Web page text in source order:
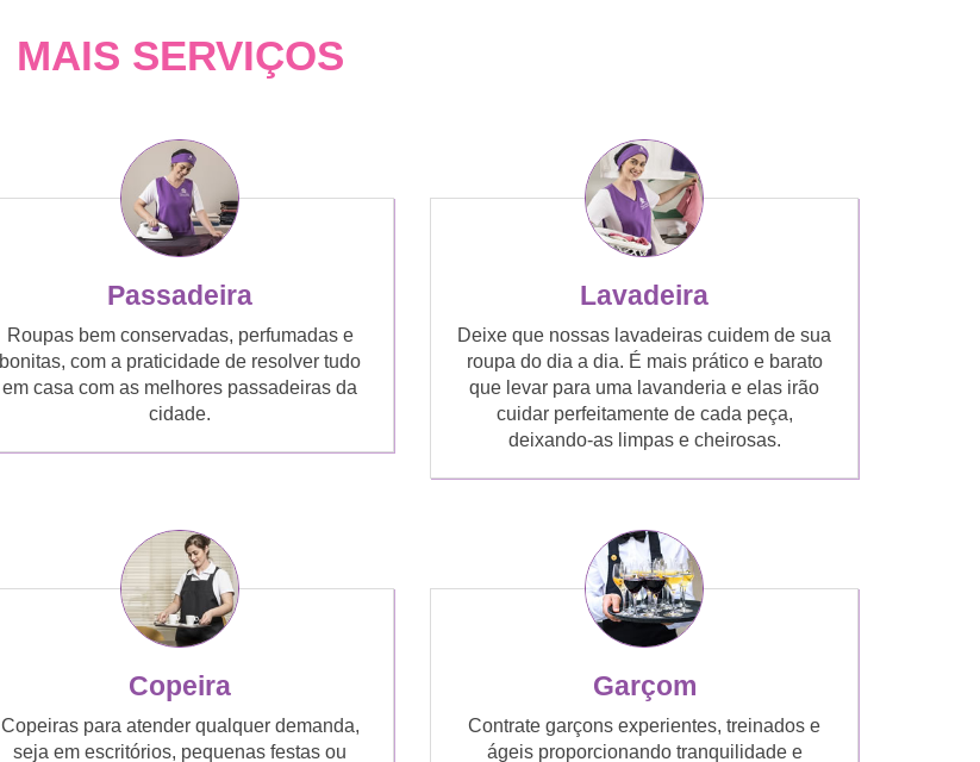
MAIS SERVIÇOS
Passadeira
Roupas bem conservadas, perfumadas e
bonitas, com a praticidade de resolver tudo
em casa com as melhores passadeiras da
cidade.
Lavadeira
Deixe que nossas lavadeiras cuidem de sua
roupa do dia a dia. É mais prático e barato
que levar para uma lavanderia e elas irão
cuidar perfeitamente de cada peça,
deixando-as limpas e cheirosas.
Copeira
Copeiras para atender qualquer demanda,
seja em escritórios, pequenas festas ou
Garçom
Contrate garçons experientes, treinados e
ágeis proporcionando tranquilidade e